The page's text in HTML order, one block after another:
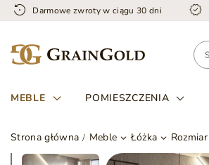
Darmowe zwroty w ciągu 30 dni
MEBLE POMIESZCZENIA
Strona główna Meble Łóżka Rozmiar